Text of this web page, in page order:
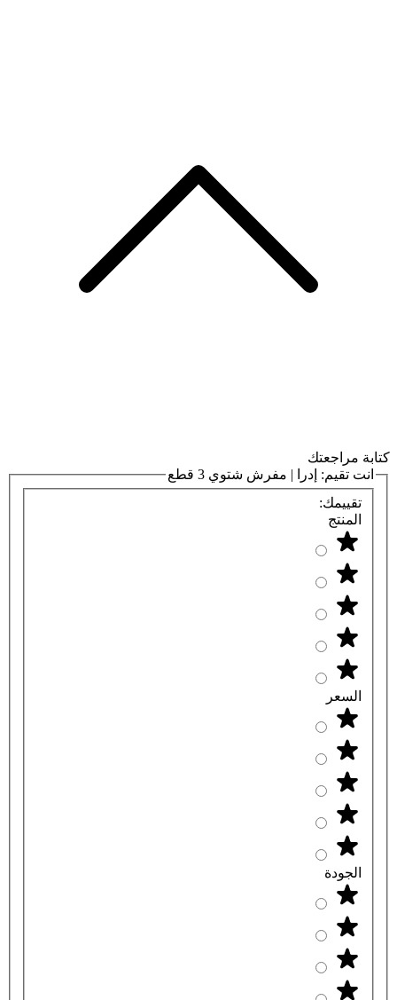
كتابة مراجعتك
انت تقيم: إدرا | مفرش شتوي 3 قطع
تقييمك:
المنتج
السعر
الجودة